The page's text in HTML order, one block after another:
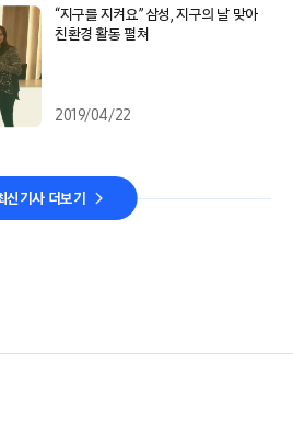
“지구를 지켜요” 삼성, 지구의 날 맞아
친환경 활동 펼쳐
2019/04/22
신기사 더보기